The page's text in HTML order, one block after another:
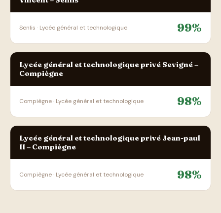
Senlis · Lycée général et technologique 99%
Lycée général et technologique privé Sevigné –
Compiègne
Compiègne · Lycée général et technologique 98%
Lycée général et technologique privé Jean-paul
II – Compiègne
Compiègne · Lycée général et technologique 98%